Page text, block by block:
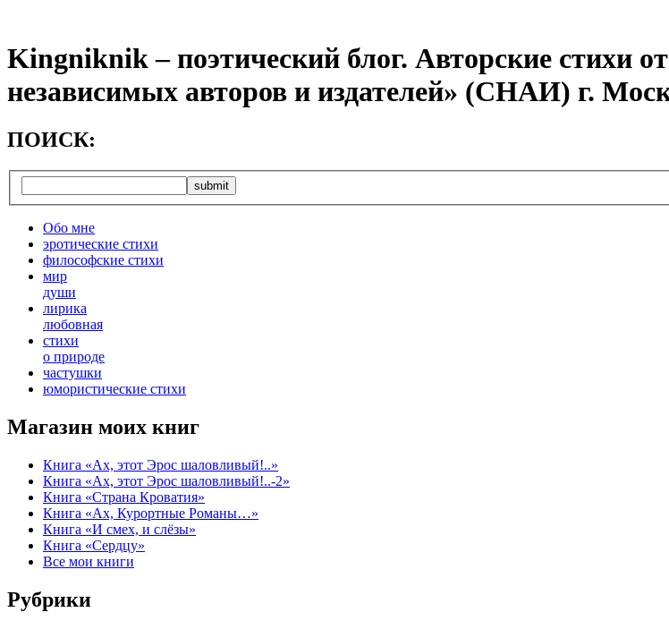
Kingniknik – поэтический блог. Авторские стихи
независимых авторов и издателей» (СНАИ) г.
ПОИСК:
Обо мне
эротические стихи
философские стихи
мир
души
лирика
любовная
cтихи
о природе
частушки
юмористические стихи
Магазин моих книг
Книга «Ах, этот Эрос шаловливый!..»
Книга «Ах, этот Эрос шаловливый!..-2»
Книга «Страна Кроватия»
Книга «Ах, Курортные Романы…»
Книга «И смех, и слёзы»
Книга «Сердцу»
Все мои книги
Рубрики